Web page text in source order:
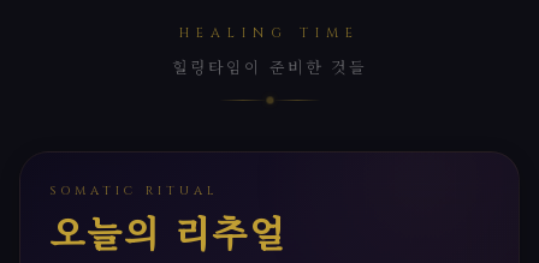
HEALING TIME
힐링타임이 준비한 것들
SOMATIC RITUAL
오늘의 리추얼